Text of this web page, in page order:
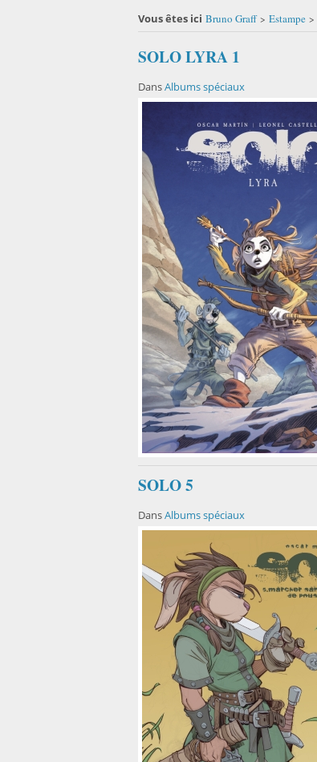
Vous êtes ici Bruno Graff > Estampe >
SOLO LYRA 1
DansAlbums spéciaux
SOLO 5
DansAlbums spéciaux